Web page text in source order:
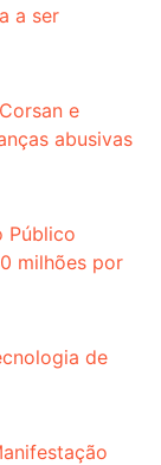
a ser
e
abusivas
Público
milhões por
de